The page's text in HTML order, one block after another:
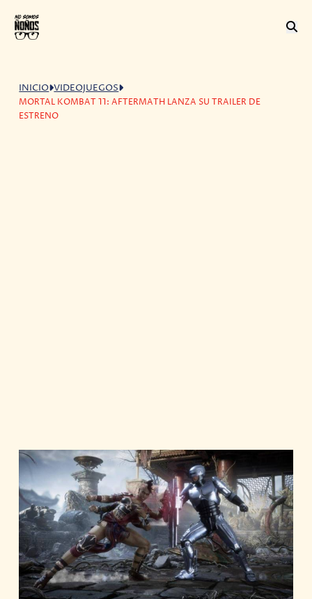
INICIO VIDEOJUEGOS
MORTAL KOMBAT 11: AFTERMATH LANZA SU TRAILER DE
ESTRENO